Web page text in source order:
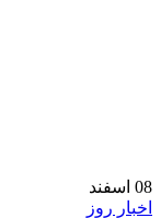
08 اسفند
اخبار روز